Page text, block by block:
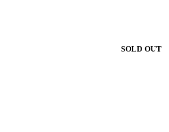
SOLD OUT